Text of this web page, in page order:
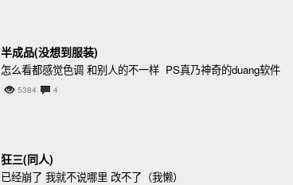
半成品(没想到服装)
怎么看都感觉色调 和别人的不一样 PS真乃神奇的duang软件
5384 4
狂三(同人)
已经崩了 我就不说哪里 改不了（我懒）